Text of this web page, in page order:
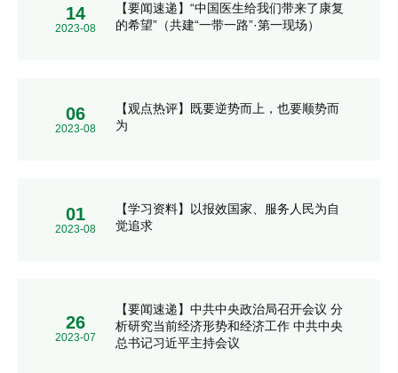
14
2023-08
【要闻速递】“中国医生给我们带来了康复
的希望”（共建“一带一路”·第一现场）
06
2023-08
【观点热评】既要逆势而上，也要顺势而
为
01
2023-08
【学习资料】以报效国家、服务人民为自
觉追求
26
2023-07
【要闻速递】中共中央政治局召开会议 分
析研究当前经济形势和经济工作 中共中央
总书记习近平主持会议